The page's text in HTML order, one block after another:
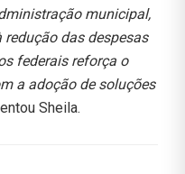
municipal,
das despesas
federais reforça o
a adoção de soluções
Sheila.